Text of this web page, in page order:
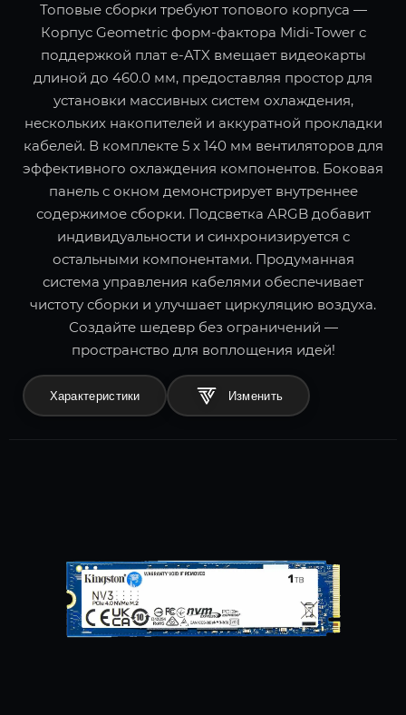
Топовые сборки требуют топового корпуса —
Корпус Geometric форм-фактора Midi-Tower с
поддержкой плат e-ATX вмещает видеокарты
длиной до 460.0 мм, предоставляя простор для
установки массивных систем охлаждения,
нескольких накопителей и аккуратной прокладки
кабелей. В комплекте 5 x 140 мм вентиляторов для
эффективного охлаждения компонентов. Боковая
панель с окном демонстрирует внутреннее
содержимое сборки. Подсветка ARGB добавит
индивидуальности и синхронизируется с
остальными компонентами. Продуманная
система управления кабелями обеспечивает
чистоту сборки и улучшает циркуляцию воздуха.
Создайте шедевр без ограничений —
пространство для воплощения идей!
Характеристики